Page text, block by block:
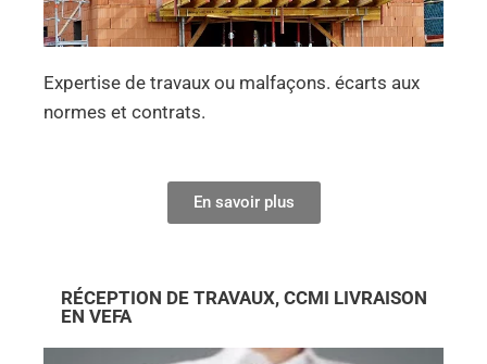
Expertise de travaux ou malfaçons. écarts aux
normes et contrats.
En savoir plus
RÉCEPTION DE TRAVAUX, CCMI LIVRAISON
EN VEFA